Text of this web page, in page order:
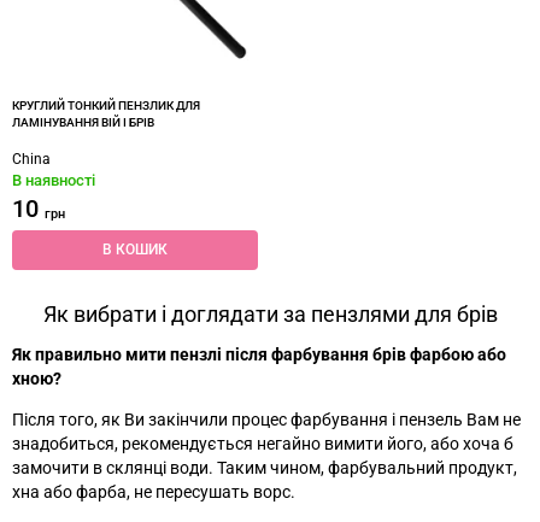
КРУГЛИЙ ТОНКИЙ ПЕНЗЛИК ДЛЯ
ЛАМІНУВАННЯ ВІЙ І БРІВ
China
В наявності
10 грн
В КОШИК
Як вибрати і доглядати за пензлями для брів
Як правильно мити пензлі після фарбування брів фарбою або
хною?
Після того, як Ви закінчили процес фарбування і пензель Вам не
знадобиться, рекомендується негайно вимити його, або хоча б
замочити в склянці води. Таким чином, фарбувальний продукт,
хна або фарба, не пересушать ворс.